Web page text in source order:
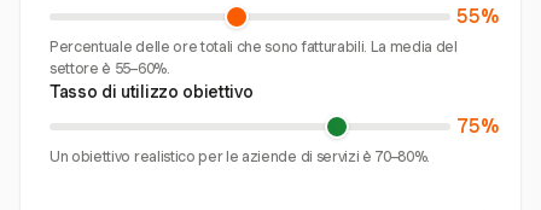
55%
Percentuale delle ore totali che sono fatturabili. La media del
settore è 55–60%.
Tasso di utilizzo obiettivo
75%
Un obiettivo realistico per le aziende di servizi è 70–80%.